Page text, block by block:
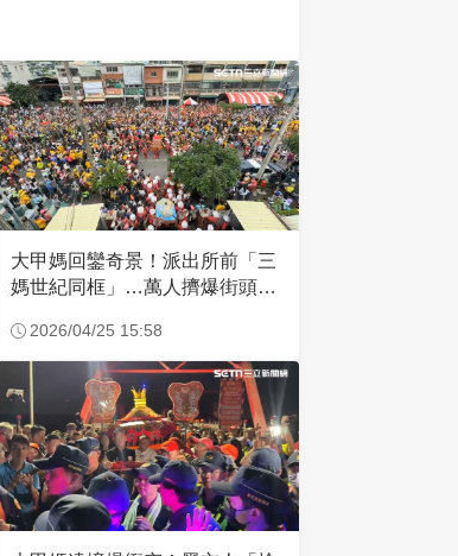
大甲媽回鑾奇景！派出所前「三
媽世紀同框」…萬人擠爆街頭迎
2026/04/25 15:58